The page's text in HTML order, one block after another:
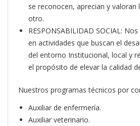
se reconocen, aprecian y valoran
otro.
RESPONSABILIDAD SOCIAL:
en actividades que buscan el
del entorno Institucional, local y
el propósito de elevar la calidad
Nuestros programas técnicos por
Auxiliar de enfermería.
Auxiliar veterinario.